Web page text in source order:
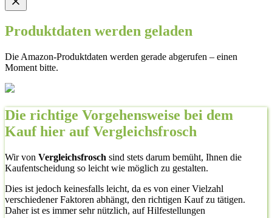
Produktdaten werden geladen
Die Amazon-Produktdaten werden gerade abgerufen – einen
Moment bitte.
Die richtige Vorgehensweise bei dem
Kauf hier auf Vergleichsfrosch
Wir von Vergleichsfrosch sind stets darum bemüht, Ihnen die
Kaufentscheidung so leicht wie möglich zu gestalten.
Dies ist jedoch keinesfalls leicht, da es von einer Vielzahl
verschiedener Faktoren abhängt, den richtigen Kauf zu tätigen.
Daher ist es immer sehr nützlich, auf Hilfestellungen